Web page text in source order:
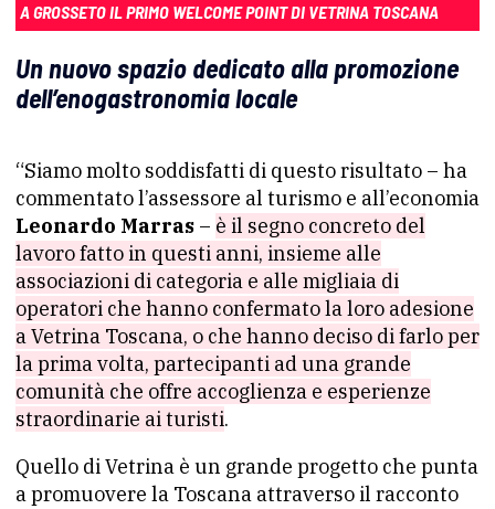
A GROSSETO IL PRIMO WELCOME POINT DI VETRINA TOSCANA
Un nuovo spazio dedicato alla promozione
dell’enogastronomia locale
“Siamo molto soddisfatti di questo risultato – ha
commentato l’assessore al turismo e all’economia
Leonardo Marras – è il segno concreto del
lavoro fatto in questi anni, insieme alle
associazioni di categoria e alle migliaia di
operatori che hanno confermato la loro adesione
a Vetrina Toscana, o che hanno deciso di farlo per
la prima volta, partecipanti ad una grande
comunità che offre accoglienza e esperienze
straordinarie ai turisti.
Quello di Vetrina è un grande progetto che punta
a promuovere la Toscana attraverso il racconto